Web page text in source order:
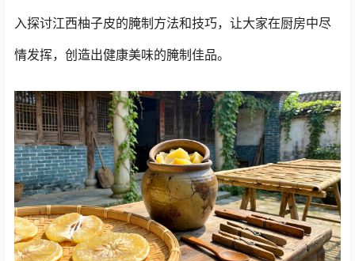
入探讨江西柚子皮的腌制方法和技巧，让大家在厨房中尽
情发挥，创造出健康美味的腌制佳品。